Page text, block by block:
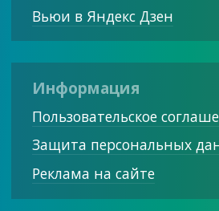
Вьюи в Яндекс Дзен
Информация
Пользовательское
Защита персональных
Реклама на сайте